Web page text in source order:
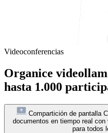
Videoconferencias
Organice
hasta 1.000
Compartición de pantalla
documentos en tiempo real
para todos